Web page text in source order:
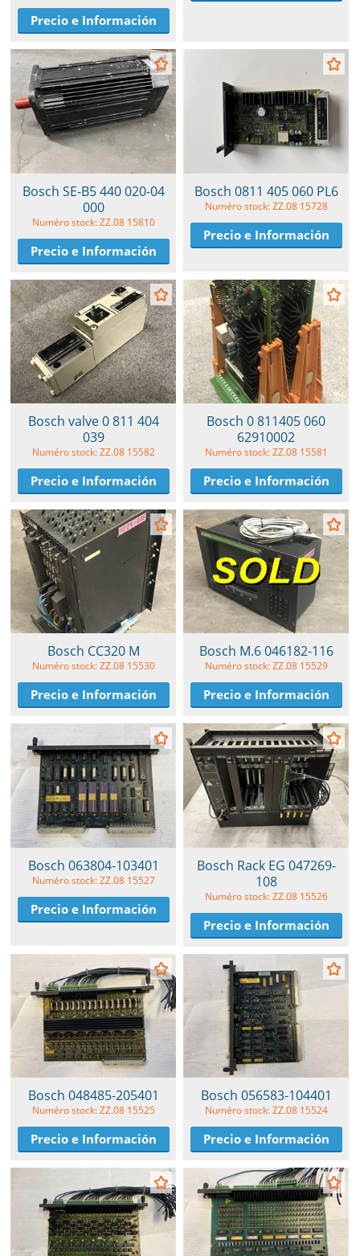
Precio e Información
Bosch SE-B5 440 020-04
000
Numéro stock: ZZ.08 15810
Precio e Información
Bosch 0811 405 060 PL6
Numéro stock: ZZ.08 15728
Precio e Información
Bosch valve 0 811 404
039
Numéro stock: ZZ.08 15582
Precio e Información
Bosch 0 811405 060
62910002
Numéro stock: ZZ.08 15581
Precio e Información
Bosch CC320 M
Numéro stock: ZZ.08 15530
Precio e Información
Bosch M.6 046182-116
Numéro stock: ZZ.08 15529
Precio e Información
Bosch 063804-103401
Numéro stock: ZZ.08 15527
Precio e Información
Bosch Rack EG 047269-
108
Numéro stock: ZZ.08 15526
Precio e Información
Bosch 048485-205401
Numéro stock: ZZ.08 15525
Precio e Información
Bosch 056583-104401
Numéro stock: ZZ.08 15524
Precio e Información